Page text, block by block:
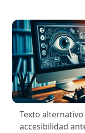
Texto
accesibilidad